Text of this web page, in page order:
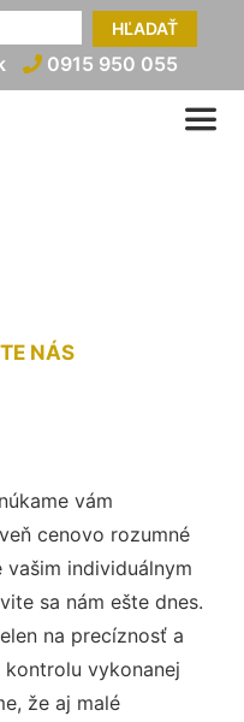
HĽADAŤ
0915 950 055
NÁS
vám
cenovo rozumné
individuálnym
sa nám ešte dnes.
na precíznosť a
vykonanej
že aj malé